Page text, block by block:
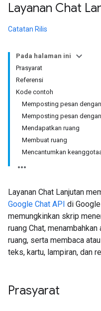
Layanan Chat
Catatan Rilis
Pada halaman ini
Prasyarat
Referensi
Kode contoh
Memposting pesan
Memposting pesan
Mendapatkan ruang
Membuat ruang
Mencantumkan
Layanan Chat Lanjutan
Google Chat API di
memungkinkan skrip
ruang Chat,
ruang, serta membaca
teks, kartu, lampiran, dan
Prasyarat